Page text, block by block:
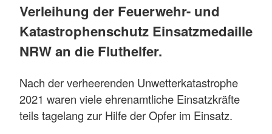
Verleihung der Feuerwehr- und
Katastrophenschutz Einsatzmedaille
NRW an die Fluthelfer.
Nach der verheerenden Unwetterkatastrophe
2021 waren viele ehrenamtliche Einsatzkräfte
teils tagelang zur Hilfe der Opfer im Einsatz.